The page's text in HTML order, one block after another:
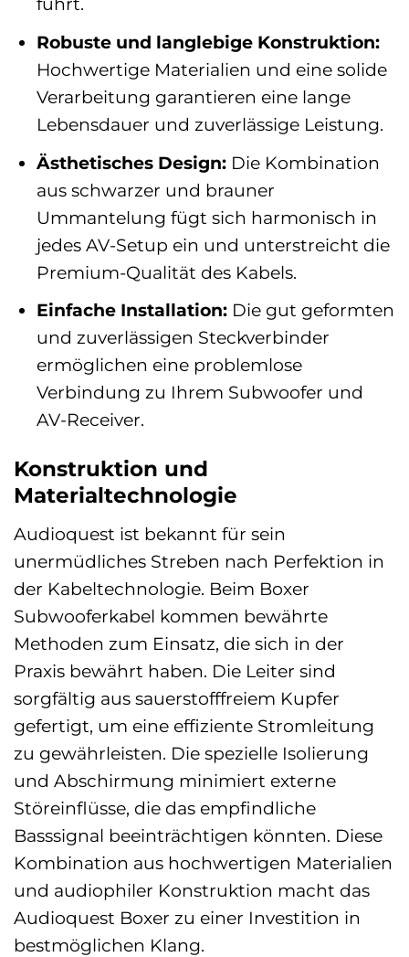
Robuste und langlebige Konstruktion:
Hochwertige Materialien und eine solide
Verarbeitung garantieren eine lange
Lebensdauer und zuverlässige Leistung.
Ästhetisches Design:Die Kombination
aus schwarzer und brauner
Ummantelung fügt sich harmonisch in
jedes AV-Setup ein und unterstreicht die
Premium-Qualität des Kabels.
Einfache Installation:Die gut geformten
und zuverlässigen Steckverbinder
ermöglichen eine problemlose
Verbindung zu Ihrem Subwoofer und
AV-Receiver.
Konstruktion und
Materialtechnologie
Audioquest ist bekannt für sein
unermüdliches Streben nach Perfektion in
der Kabeltechnologie. Beim Boxer
Subwooferkabel kommen bewährte
Methoden zum Einsatz, die sich in der
Praxis bewährt haben. Die Leiter sind
sorgfältig aus sauerstofffreiem Kupfer
gefertigt, um eine effiziente Stromleitung
zu gewährleisten. Die spezielle Isolierung
und Abschirmung minimiert externe
Störeinflüsse, die das empfindliche
Basssignal beeinträchtigen könnten. Diese
Kombination aus hochwertigen Materialien
und audiophiler Konstruktion macht das
Audioquest Boxer zu einer Investition in
bestmöglichen Klang.